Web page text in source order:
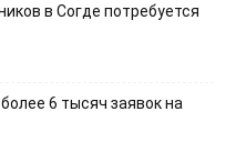
в Согде потребуется
6 тысяч заявок на